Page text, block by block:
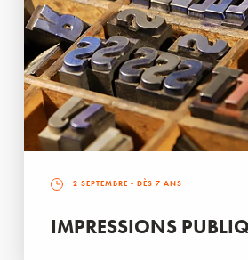
2 SEPTEMBRE - DÈS 7 ANS
IMPRESSIONS